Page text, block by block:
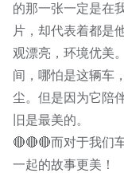
的那一张一定是在
片，却代表着都是
观漂亮，环境优美
间，哪怕是这辆车
尘。但是因为它陪
旧是最美的。
🔴🔴🔴而对于我们
一起的故事更美！